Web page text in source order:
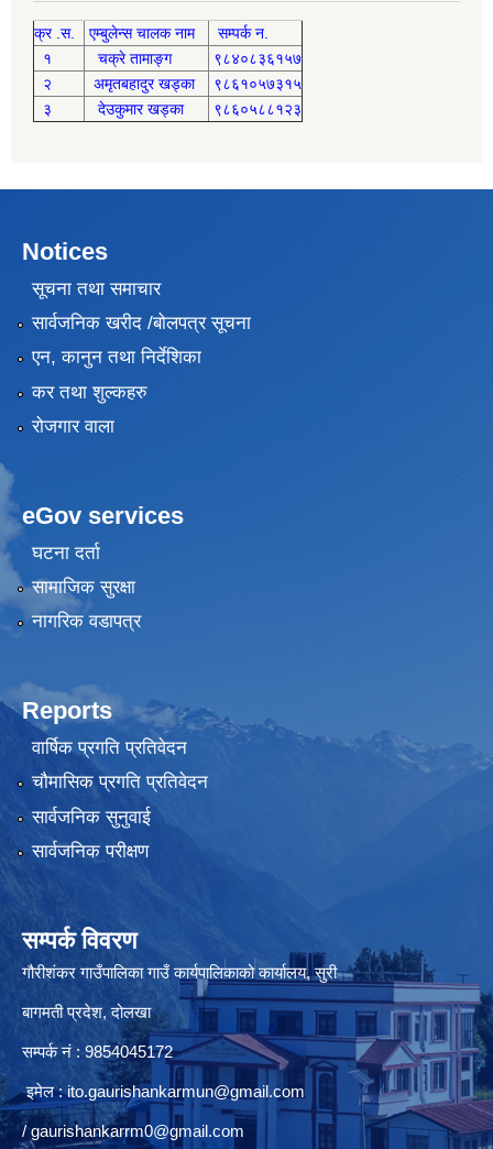
क्र .स. एम्बुलेन्स चालक नाम
सम्पर्क न.
१
चक्रे तामाङ्ग
९८४०८३६१५७
२
अमृतबहादुर खड्का
९८६१०५७३१५
३
देउकुमार खड्का ९८६०५८८१२३
Notices
सूचना तथा समाचार
सार्वजनिक खरीद /बोलपत्र सूचना
एन, कानुन तथा निर्देशिका
कर तथा शुल्कहरु
रोजगार वाला
eGov services
घटना दर्ता
सामाजिक सुरक्षा
नागरिक वडापत्र
Reports
वार्षिक प्रगति प्रतिवेदन
चौमासिक प्रगति प्रतिवेदन
सार्वजनिक सुनुवाई
सार्वजनिक परीक्षण
सम्पर्क विवरण
गौरीशंकर गाउँपालिका गाउँ कार्यपालिकाको कार्यालय, सुरी
बागमती प्रदेश, दोलखा
सम्पर्क नं : 9854045172
इमेल :ito.gaurishankarmun@gmail.com
/gaurishankarrm0@gmail.com